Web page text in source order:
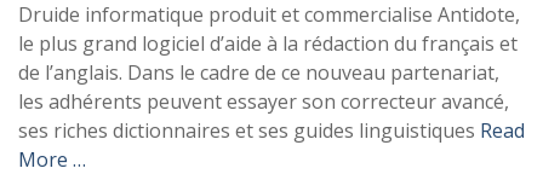
Druide informatique produit et commercialise Antidote,
le plus grand logiciel d’aide à la rédaction du français et
de l’anglais. Dans le cadre de ce nouveau partenariat,
les adhérents peuvent essayer son correcteur avancé,
ses riches dictionnaires et ses guides linguistiques Read
More …